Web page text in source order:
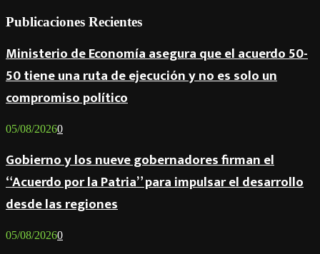
Publicaciones Recientes
Ministerio de Economía asegura que el acuerdo 50-
50 tiene una ruta de ejecución y no es solo un
compromiso político
05/08/20260
Gobierno y los nueve gobernadores firman el
“Acuerdo por la Patria” para impulsar el desarrollo
desde las regiones
05/08/20260